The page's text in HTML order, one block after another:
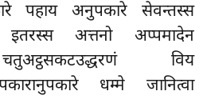
पहाय अनुपकारे सेवन्तस्स
इतरस्स अत्तनो अप्पमादेन
विय
धम्मे जानित्वा